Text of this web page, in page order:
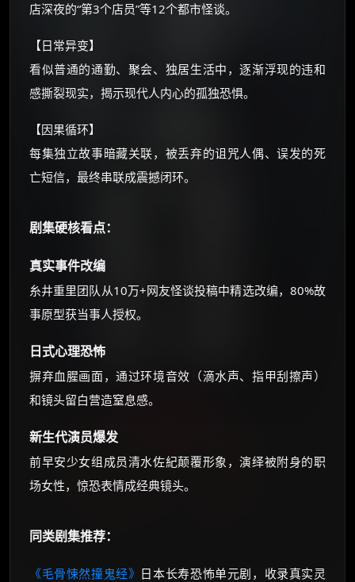
店深夜的“第3个店员”等12个都市怪谈。
【日常异变】
看似普通的通勤、聚会、独居生活中，逐渐浮现的违和
感撕裂现实，揭示现代人内心的孤独恐惧。
【因果循环】
每集独立故事暗藏关联，被丢弃的诅咒人偶、误发的死
亡短信，最终串联成震撼闭环。
剧集硬核看点：
真实事件改编
糸井重里团队从10万+网友怪谈投稿中精选改编，80%故
事原型获当事人授权。
日式心理恐怖
摒弃血腥画面，通过环境音效（滴水声、指甲刮擦声）
和镜头留白营造窒息感。
新生代演员爆发
前早安少女组成员清水佐紀颠覆形象，演绎被附身的职
场女性，惊恐表情成经典镜头。
同类剧集推荐：
《毛骨悚然撞鬼经》 日本长寿恐怖单元剧，收录真实灵
⚡ 前往【大淘客】领红包
☕ 海外大侠？通过 Ko-fi 赐茶